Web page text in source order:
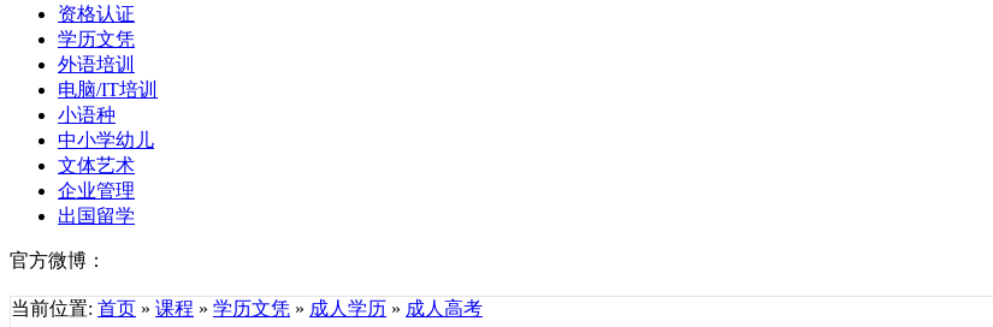
资格认证
学历文凭
外语培训
电脑/IT培训
小语种
中小学幼儿
文体艺术
企业管理
出国留学
官方微博：
当前位置: 首页 » 课程 » 学历文凭 » 成人学历 » 成人高考